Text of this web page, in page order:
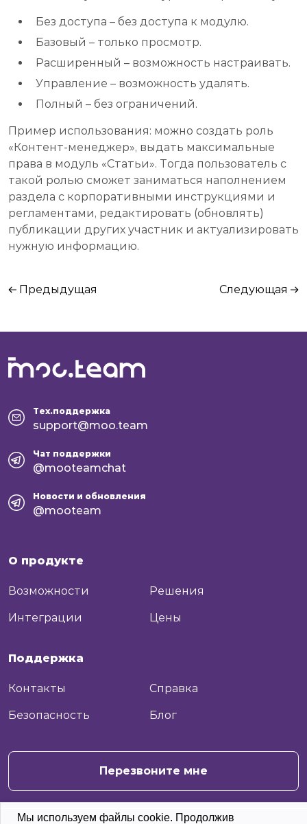
Без доступа – без доступа к модулю.
Базовый – только просмотр.
Расширенный – возможность настраивать.
Управление – возможность удалять.
Полный – без ограничений.
Пример использования: можно создать роль
«Контент-менеджер», выдать максимальные
права в модуль «Статьи». Тогда пользователь с
такой ролью сможет заниматься наполнением
раздела с корпоративными инструкциями и
регламентами, редактировать (обновлять)
публикации других участник и актуализировать
нужную информацию.
Предыдущая Следующая
Тех.поддержка
support@moo.team
Чат поддержки
@mooteamchat
Новости и обновления
@mooteam
О продукте
Возможности Решения
Интеграции Цены
Поддержка
Контакты Справка
Безопасность Блог
+7
Перезвоните мне
Мы используем файлы cookie. Продолжив